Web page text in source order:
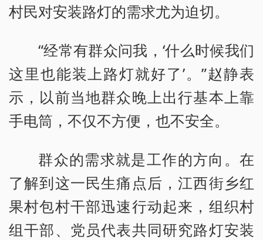
村民对安装路灯的需求尤为迫切。
“经常有群众问我，‘什么时候我们
这里也能装上路灯就好了’。”赵静表
示，以前当地群众晚上出行基本上靠
手电筒，不仅不方便，也不安全。
群众的需求就是工作的方向。在
了解到这一民生痛点后，江西街乡红
果村包村干部迅速行动起来，组织村
组干部、党员代表共同研究路灯安装